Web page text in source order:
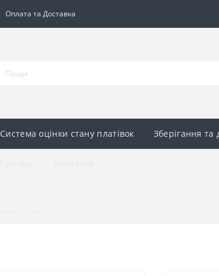
Оплата та Доставка
Система оцінки стану платівок Зберігання та